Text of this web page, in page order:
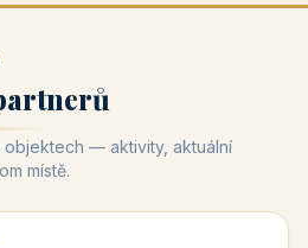
— aktivity, aktuální
místě.